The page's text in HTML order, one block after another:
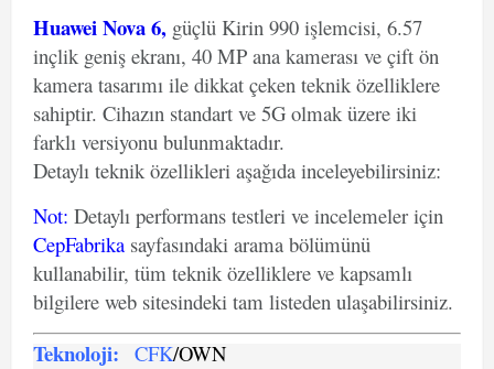
Huawei Nova 6, güçlü Kirin 990 işlemcisi, 6.57
inçlik geniş ekranı, 40 MP ana kamerası ve çift ön
kamera tasarımı ile dikkat çeken teknik özelliklere
sahiptir. Cihazın standart ve 5G olmak üzere iki
farklı versiyonu bulunmaktadır.
Detaylı teknik özellikleri aşağıda inceleyebilirsiniz:
Not: Detaylı performans testleri ve incelemeler için
CepFabrika sayfasındaki arama bölümünü
kullanabilir, tüm teknik özelliklere ve kapsamlı
bilgilere web sitesindeki tam listeden ulaşabilirsiniz.
Teknoloji: CFK/OWN